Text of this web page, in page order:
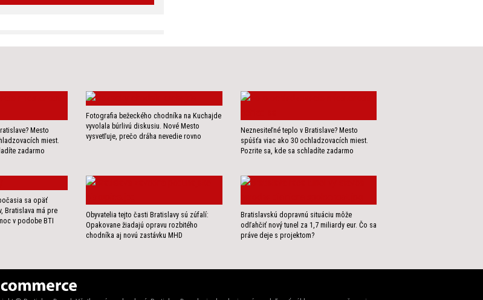
Mesto
miest.
zadarmo
Fotografia bežeckého chodníka na Kuchajde
vyvolala búrlivú diskusiu. Nové Mesto
vysvetľuje, prečo dráha nevedie rovno
Neznesiteľné teplo v Bratislave? Mesto
spúšťa viac ako 30 ochladzovacích miest.
Pozrite sa, kde sa schladíte zadarmo
sa opäť
Bratislava má pre
v podobe BTI
Obyvatelia tejto časti Bratislavy sú zúfalí:
Opakovane žiadajú opravu rozbitého
chodníka aj novú zastávku MHD
Bratislavskú dopravnú situáciu môže
odľahčiť nový tunel za 1,7 miliardy eur. Čo sa
práve deje s projektom?